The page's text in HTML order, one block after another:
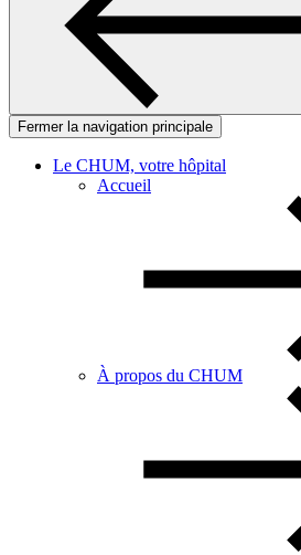
Fermer la navigation principale
Le CHUM, votre hôpital
Accueil
À propos du CHUM